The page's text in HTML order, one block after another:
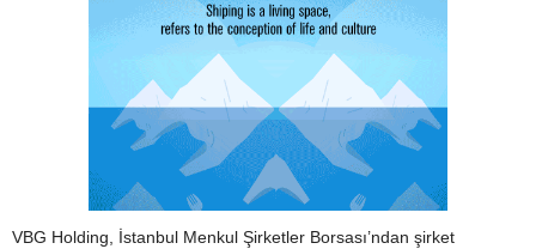
VBG Holding, İstanbul Menkul Şirketler Borsası’ndan şirket